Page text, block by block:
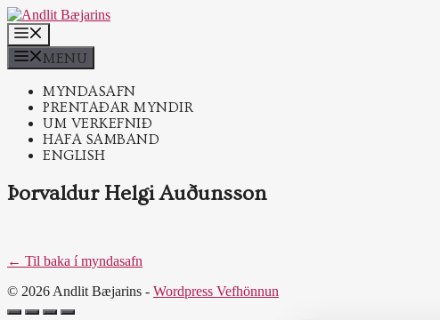
Skip
to
content
MENU
MYNDASAFN
PRENTAÐAR MYNDIR
UM VERKEFNIÐ
HAFA SAMBAND
ENGLISH
Þorvaldur Helgi Auðunsson
← Til baka í myndasafn
© 2026 Andlit Bæjarins - Wordpress Vefhönnun